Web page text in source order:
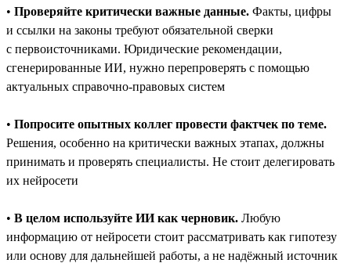
• Проверяйте критически важные данные. Факты, цифры
и ссылки на законы требуют обязательной сверки
с первоисточниками. Юридические рекомендации,
сгенерированные ИИ, нужно перепроверять с помощью
актуальных справочно-правовых систем
• Попросите опытных коллег провести фактчек по теме.
Решения, особенно на критически важных этапах, должны
принимать и проверять специалисты. Не стоит делегировать
их нейросети
• В целом используйте ИИ как черновик. Любую
информацию от нейросети стоит рассматривать как гипотезу
или основу для дальнейшей работы, а не надёжный источник